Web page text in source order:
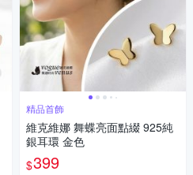
精品首飾
維克維娜 舞蝶亮面點綴 925純
銀耳環 金色
$399